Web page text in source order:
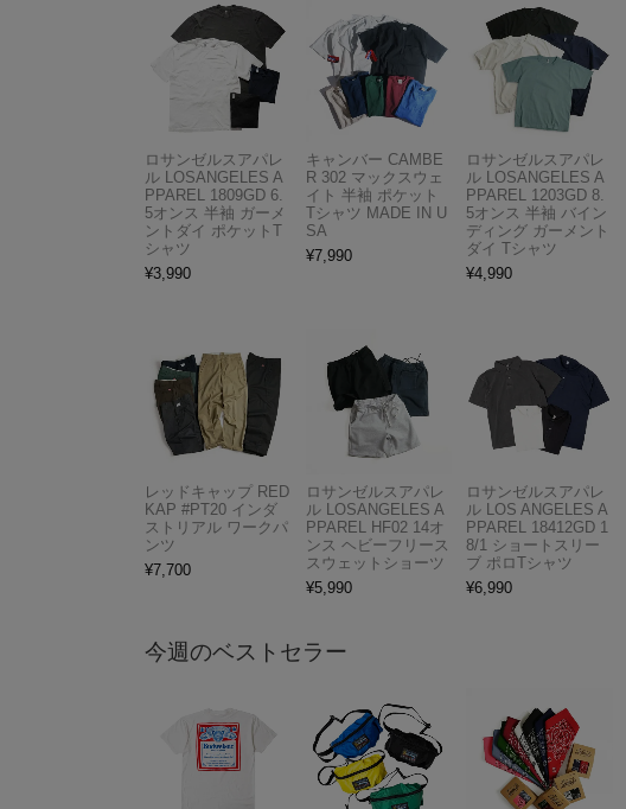
ロサンゼルスアパレ
ル LOSANGELES A
PPAREL 1809GD 6.
5オンス 半袖 ガーメ
ントダイ ポケットT
シャツ
¥3,990
キャンバー CAMBE
R 302 マックスウェ
イト 半袖 ポケット
Tシャツ MADE IN U
SA
¥7,990
ロサンゼルスアパレ
ル LOSANGELES A
PPAREL 1203GD 8.
5オンス 半袖 バイン
ディング ガーメント
ダイ Tシャツ
¥4,990
レッドキャップ RED
KAP #PT20 インダ
ストリアル ワークパ
ンツ
¥7,700
ロサンゼルスアパレ
ル LOSANGELES A
PPAREL HF02 14オ
ンス ヘビーフリース
スウェットショーツ
¥5,990
ロサンゼルスアパレ
ル LOS ANGELES A
PPAREL 18412GD 1
8/1 ショートスリー
ブ ポロTシャツ
¥6,990
今週のベストセラー